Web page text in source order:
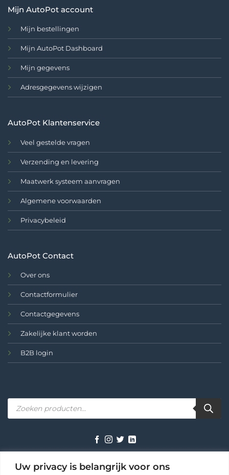
Uw privacy is belangrijk voor ons
Mijn AutoPot account
Mijn bestellingen
Mijn AutoPot Dashboard
Mijn gegevens
Adresgegevens wijzigen
AutoPot Klantenservice
Veel gestelde vragen
Verzending en levering
Maatwerk systeem aanvragen
Algemene voorwaarden
Privacybeleid
AutoPot Contact
Over ons
Contactformulier
Contactgegevens
Zakelijke klant worden
B2B login
Producten
zoeken